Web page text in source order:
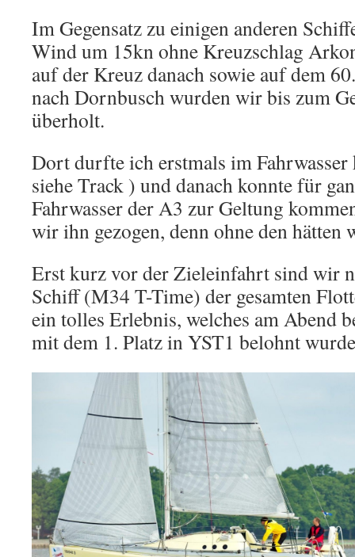
Im Gegensatz zu einigen anderen
Wind um 15kn ohne Kreuzschlag
auf der Kreuz danach sowie auf dem
nach Dornbusch wurden wir bis zum
überholt.
Dort durfte ich erstmals im Fahrwasser
siehe Track ) und danach konnte für
Fahrwasser der A3 zur Geltung
wir ihn gezogen, denn ohne den hätten
Erst kurz vor der Zieleinfahrt sind wir
Schiff (M34 T-Time) der gesamten
ein tolles Erlebnis, welches am Abend
mit dem 1. Platz in YST1 belohnt